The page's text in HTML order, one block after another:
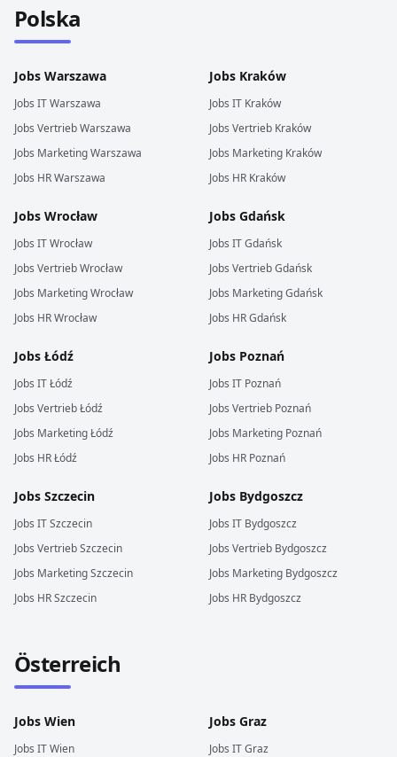
Polska
Jobs Warszawa
Jobs ITWarszawa
Jobs VertriebWarszawa
Jobs MarketingWarszawa
Jobs HRWarszawa
Jobs Kraków
Jobs IT Kraków
Jobs Vertrieb Kraków
Jobs Marketing Kraków
Jobs HR Kraków
Jobs Wrocław
Jobs ITWrocław
Jobs VertriebWrocław
Jobs MarketingWrocław
Jobs HRWrocław
Jobs Gdańsk
Jobs ITGdańsk
Jobs VertriebGdańsk
Jobs MarketingGdańsk
Jobs HRGdańsk
Jobs Łódź
Jobs ITŁódź
Jobs VertriebŁódź
Jobs MarketingŁódź
Jobs HRŁódź
Jobs Poznań
Jobs IT Poznań
Jobs Vertrieb Poznań
Jobs Marketing Poznań
Jobs HR Poznań
Jobs Szczecin
Jobs ITSzczecin
Jobs VertriebSzczecin
Jobs MarketingSzczecin
Jobs HRSzczecin
Jobs Bydgoszcz
Jobs IT Bydgoszcz
Jobs Vertrieb Bydgoszcz
Jobs Marketing Bydgoszcz
Jobs HR Bydgoszcz
Österreich
Jobs Wien
Jobs ITWien
Jobs Graz
Jobs ITGraz